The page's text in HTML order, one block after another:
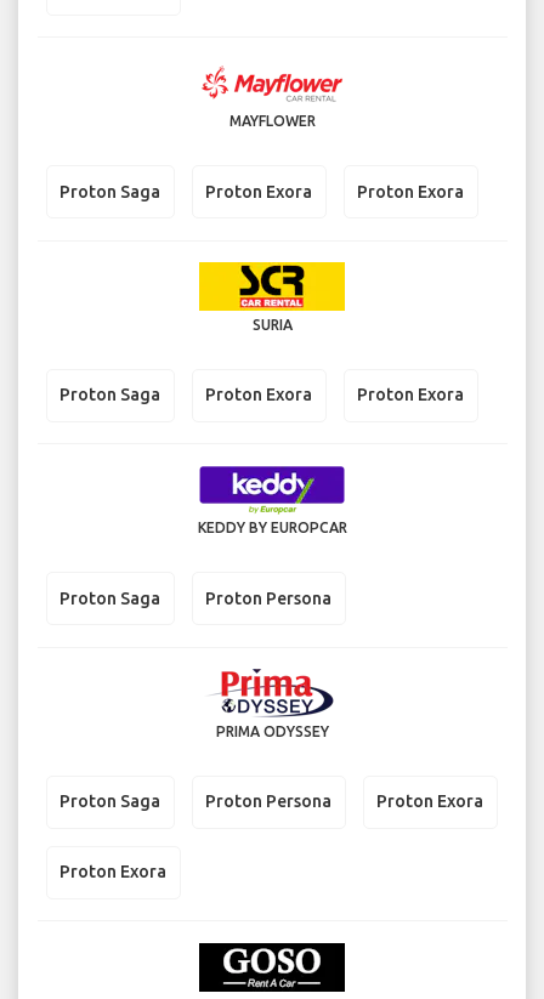
MAYFLOWER
Proton Saga Proton Exora Proton Exora
SURIA
Proton Saga Proton Exora Proton Exora
KEDDY BY EUROPCAR
Proton Saga Proton Persona
PRIMA ODYSSEY
Proton Saga Proton Persona Proton Exora
Proton Exora